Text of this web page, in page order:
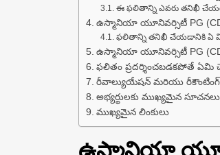
ఈ ఫలితాన్ని ఎవరు తనిఖీ
ఉస్మానియా యూనివర్సిటీ PG
ఫలితాన్ని తనిఖీ చేయడానికి ఏ
ఉస్మానియా యూనివర్సిటీ PG
ఫలితం ప్రదర్శించబడకపోతే
రీవాల్యుయేషన్ మరియు రీకౌంటింగ్
అభ్యర్థులకు ముఖ్యమైన సూచనలు
ముఖ్యమైన లింకులు